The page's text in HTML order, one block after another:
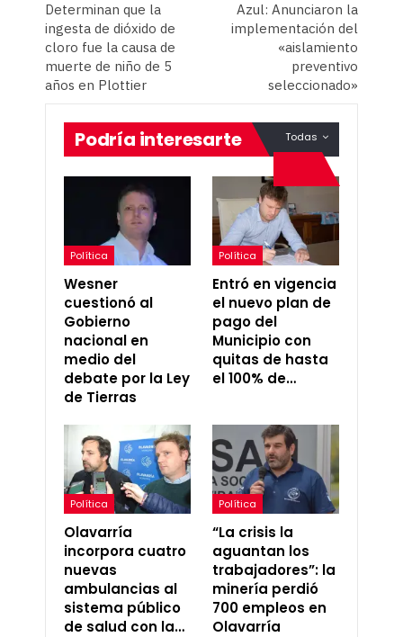
Determinan que la
ingesta de dióxido de
cloro fue la causa de
muerte de niño de 5
años en Plottier
Azul: Anunciaron la
implementación del
«aislamiento
preventivo
seleccionado»
Todas
Podría interesarte
Política
Wesner
cuestionó al
Gobierno
nacional en
medio del
debate por la Ley
de Tierras
Política
Entró en vigencia
el nuevo plan de
pago del
Municipio con
quitas de hasta
el 100% de…
Política
Olavarría
incorpora cuatro
nuevas
ambulancias al
sistema público
de salud con la…
Política
“La crisis la
aguantan los
trabajadores”: la
minería perdió
700 empleos en
Olavarría